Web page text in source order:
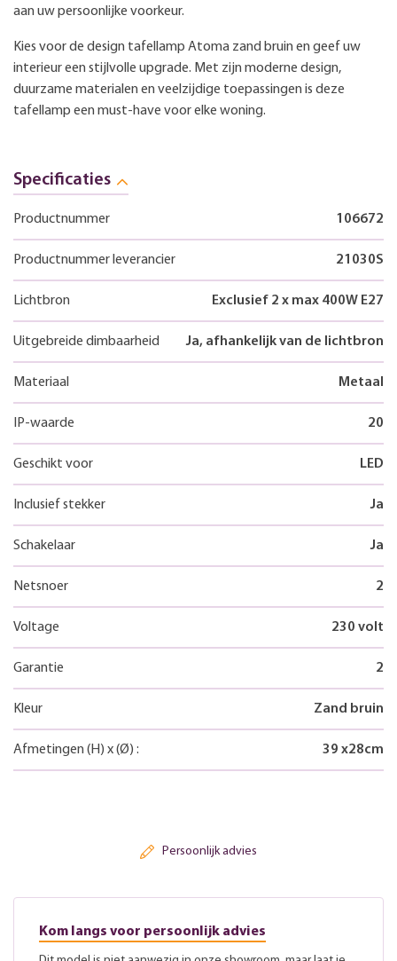
aan uw persoonlijke voorkeur.
Kies voor de design tafellamp Atoma zand bruin en geef uw
interieur een stijlvolle upgrade. Met zijn moderne design,
duurzame materialen en veelzijdige toepassingen is deze
tafellamp een must-have voor elke woning.
Specificaties
Productnummer 106672
Productnummer leverancier 21030S
Lichtbron Exclusief 2 x max 400W E27
Uitgebreide dimbaarheid Ja, afhankelijk van de lichtbron
Materiaal Metaal
IP-waarde 20
Geschikt voor LED
Inclusief stekker Ja
Schakelaar Ja
Netsnoer 2
Voltage 230 volt
Garantie 2
Kleur Zand bruin
Afmetingen (H) x(Ø) : 39 x28cm
Persoonlijk advies
Kom langs voor persoonlijk advies